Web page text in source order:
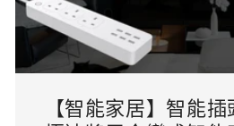
【智能家居】智能